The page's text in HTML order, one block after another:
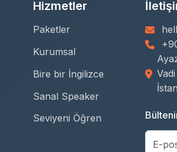
Hizmetler
Paketler
Kurumsal
Bire bir İngilizce
Sanal Speaker
Seviyeni Öğren